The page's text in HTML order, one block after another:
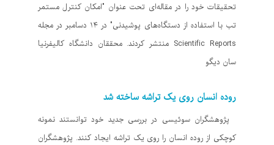
تحقیقات خود را در مقاله‌ای تحت عنوان "امکان کنترل مستمر
تب با استفاده از دستگاه‌های پوشیدنی" در ۱۴ دسامبر در مجله
Scientific Reports منتشر کردند. محققان دانشگاه کالیفرنیا
سان دیگو
روده انسان روی یک تراشه ساخته شد
پژوهشگران سوئیسی در بررسی جدید خود توانستند نمونه
کوچکی از روده انسان را روی یک تراشه ایجاد کنند. پژوهشگران